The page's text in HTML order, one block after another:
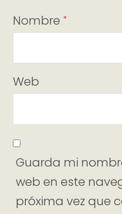
Nombre *
Web
Guarda mi
web en este
próxima vez que